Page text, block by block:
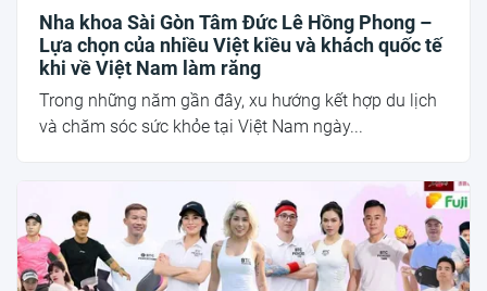
Nha khoa Sài Gòn Tâm Đức Lê Hồng Phong –
Lựa chọn của nhiều Việt kiều và khách quốc tế
khi về Việt Nam làm răng
Trong những năm gần đây, xu hướng kết hợp du lịch
và chăm sóc sức khỏe tại Việt Nam ngày...